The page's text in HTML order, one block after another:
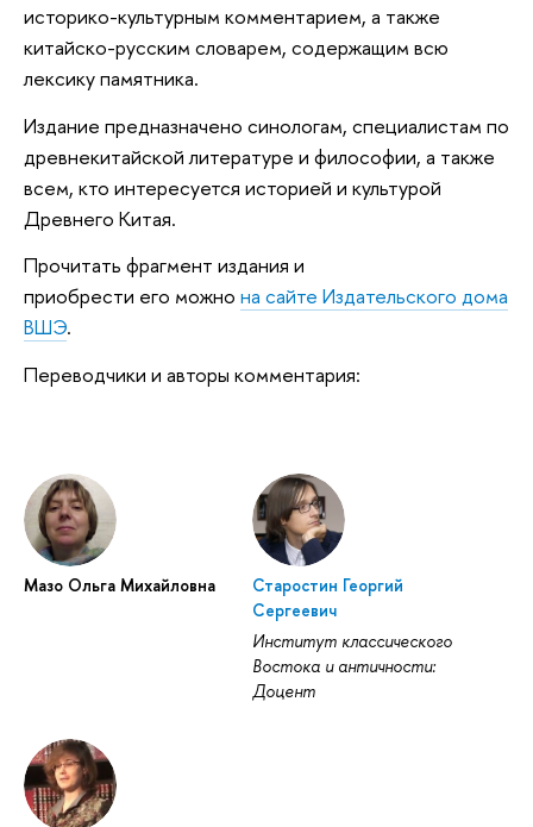
историко-культурным комментарием, а также
китайско-русским словарем, содержащим всю
лексику памятника.
Издание предназначено синологам, специалистам по
древнекитайской литературе и философии, а также
всем, кто интересуется историей и культурой
Древнего Китая.
Прочитать фрагмент издания и
приобрести его можно на сайте Издательского дома
ВШЭ.
Переводчики и авторы комментария:
Мазо Ольга Михайловна
Старостин Георгий
Сергеевич
Институт классического
Востока и античности:
Доцент